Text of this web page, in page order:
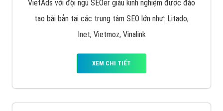
Quảng cáo Remarketing